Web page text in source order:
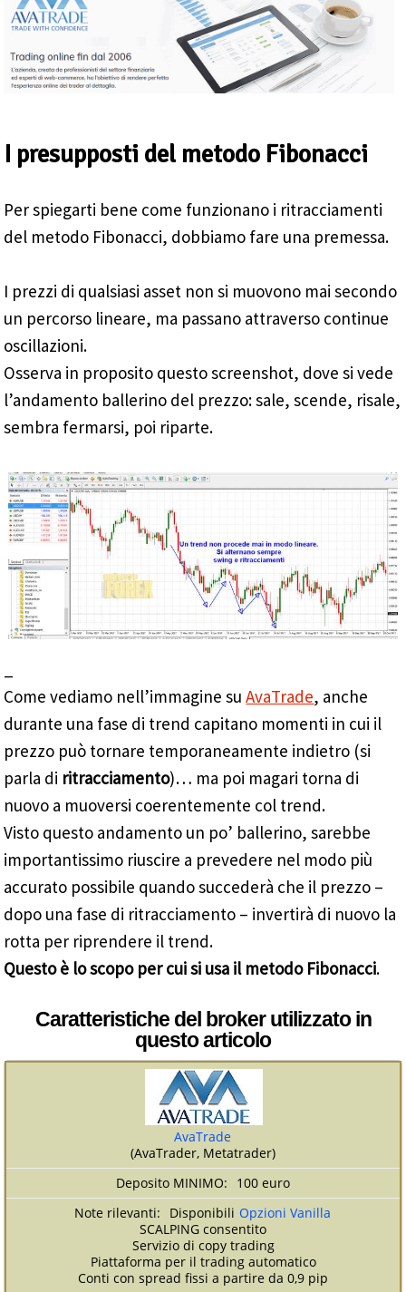
I presupposti del metodo Fibonacci
Per spiegarti bene come funzionano i ritracciamenti
del metodo Fibonacci, dobbiamo fare una premessa.
I prezzi di qualsiasi asset non si muovono mai secondo
un percorso lineare, ma passano attraverso continue
oscillazioni.
Osserva in proposito questo screenshot, dove si vede
l’andamento ballerino del prezzo: sale, scende, risale,
sembra fermarsi, poi riparte.
Come vediamo nell’immagine suAvaTrade, anche
durante una fase di trend capitano momenti in cui il
prezzo può tornare temporaneamente indietro (si
parla di ritracciamento)… ma poi magari torna di
nuovo a muoversi coerentemente col trend.
Visto questo andamento un po’ ballerino, sarebbe
importantissimo riuscire a prevedere nel modo più
accurato possibile quando succederà che il prezzo –
dopo una fase di ritracciamento – invertirà di nuovo la
rotta per riprendere il trend.
Questo è lo scopo per cui si usa il metodo Fibonacci.
Caratteristiche del broker utilizzato in
questo articolo
AvaTrade
(AvaTrader, Metatrader)
100 euro
Disponibili Opzioni Vanilla
SCALPING consentito
Servizio di copy trading
Piattaforma per il trading automatico
Conti con spread fissi a partire da 0,9 pip